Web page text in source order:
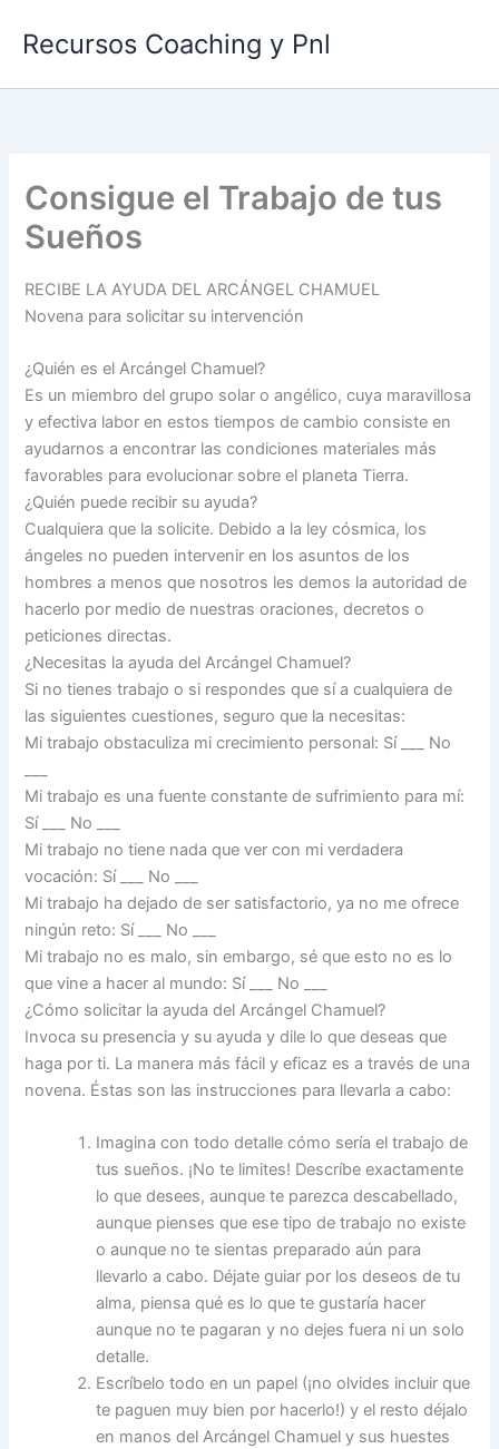
Recursos Coaching y Pnl
Consigue el Trabajo de tus
Sueños
RECIBE LA AYUDA DEL ARCÁNGEL CHAMUEL
Novena para solicitar su intervención
¿Quién es el Arcángel Chamuel?
Es un miembro del grupo solar o angélico, cuya maravillosa
y efectiva labor en estos tiempos de cambio consiste en
ayudarnos a encontrar las condiciones materiales más
favorables para evolucionar sobre el planeta Tierra.
¿Quién puede recibir su ayuda?
Cualquiera que la solicite. Debido a la ley cósmica, los
ángeles no pueden intervenir en los asuntos de los
hombres a menos que nosotros les demos la autoridad de
hacerlo por medio de nuestras oraciones, decretos o
peticiones directas.
¿Necesitas la ayuda del Arcángel Chamuel?
Si no tienes trabajo o si respondes que sí a cualquiera de
las siguientes cuestiones, seguro que la necesitas:
Mi trabajo obstaculiza mi crecimiento personal: Sí ___ No
Mi trabajo es una fuente constante de sufrimiento para mí:
Sí ___ No ___
Mi trabajo no tiene nada que ver con mi verdadera
vocación: Sí ___ No ___
Mi trabajo ha dejado de ser satisfactorio, ya no me ofrece
ningún reto: Sí ___ No ___
Mi trabajo no es malo, sin embargo, sé que esto no es lo
que vine a hacer al mundo: Sí ___ No ___
¿Cómo solicitar la ayuda del Arcángel Chamuel?
Invoca su presencia y su ayuda y dile lo que deseas que
haga por ti. La manera más fácil y eficaz es a través de una
novena. Éstas son las instrucciones para llevarla a cabo:
Imagina con todo detalle cómo sería el trabajo de
tus sueños. ¡No te limites! Descríbe exactamente
lo que desees, aunque te parezca descabellado,
aunque pienses que ese tipo de trabajo no existe
o aunque no te sientas preparado aún para
llevarlo a cabo. Déjate guiar por los deseos de tu
alma, piensa qué es lo que te gustaría hacer
aunque no te pagaran y no dejes fuera ni un solo
detalle.
Escríbelo todo en un papel (¡no olvides incluir que
te paguen muy bien por hacerlo!) y el resto déjalo
en manos del Arcángel Chamuel y sus huestes